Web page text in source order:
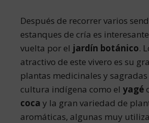
Después de recorrer varios
estanques de cría es
vuelta por el jardín botánico.
atractivo de este vivero es su
plantas medicinales y
cultura indígena como el yagé
coca y la gran variedad de
aromáticas, algunas muy